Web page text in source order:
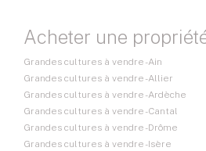
Acheter une
Grandes cultures à vendre - Ain
Grandes cultures à vendre - Allier
Grandes cultures à vendre - Ardèche
Grandes cultures à vendre - Cantal
Grandes cultures à vendre - Drôme
Grandes cultures à vendre - Isère